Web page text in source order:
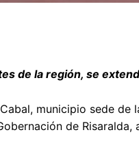
de la región, se
municipio sede
de